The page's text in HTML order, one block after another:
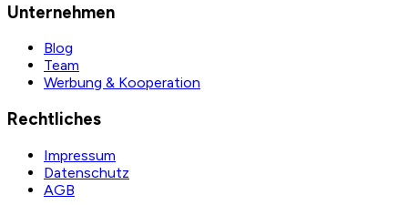
Unternehmen
Blog
Team
Werbung & Kooperation
Rechtliches
Impressum
Datenschutz
AGB